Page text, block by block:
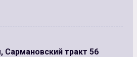
тракт 56